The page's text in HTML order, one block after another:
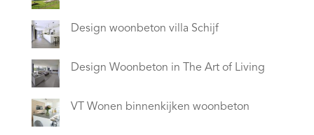
Design woonbeton villa Schijf
Design Woonbeton in The Art of Living
VT Wonen binnenkijken woonbeton